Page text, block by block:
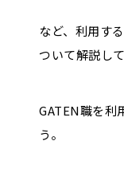
など、利用す
ついて解説し
GATEN職を利
う。